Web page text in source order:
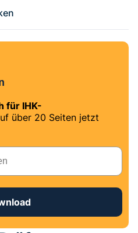
für IHK-
über 20 Seiten jetzt